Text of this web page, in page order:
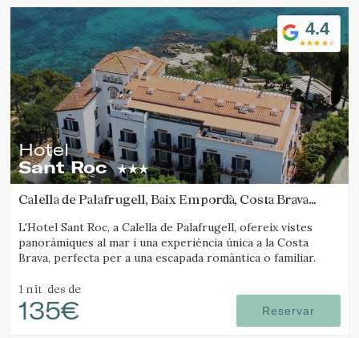
4.4
Hotel
Sant Roc
Calella de Palafrugell, Baix Empordà, Costa Brava
L'Hotel Sant Roc, a Calella de Palafrugell, ofereix vistes
panoràmiques al mar i una experiència única a la Costa
Brava, perfecta per a una escapada romàntica o familiar.
1 nit des de
135€ Reservar